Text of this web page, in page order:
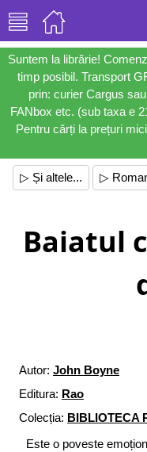
Suntem la librărie!
timp posibil. Transport
prin: curier Cargus
FANbox etc. (sub taxa e
Pentru cărți la prețuri
▷ Și altele... ▷
Baiatul
Autor: John Boyne
Editura: Rao
Colecția: BIBLIOTECA
Este o poveste